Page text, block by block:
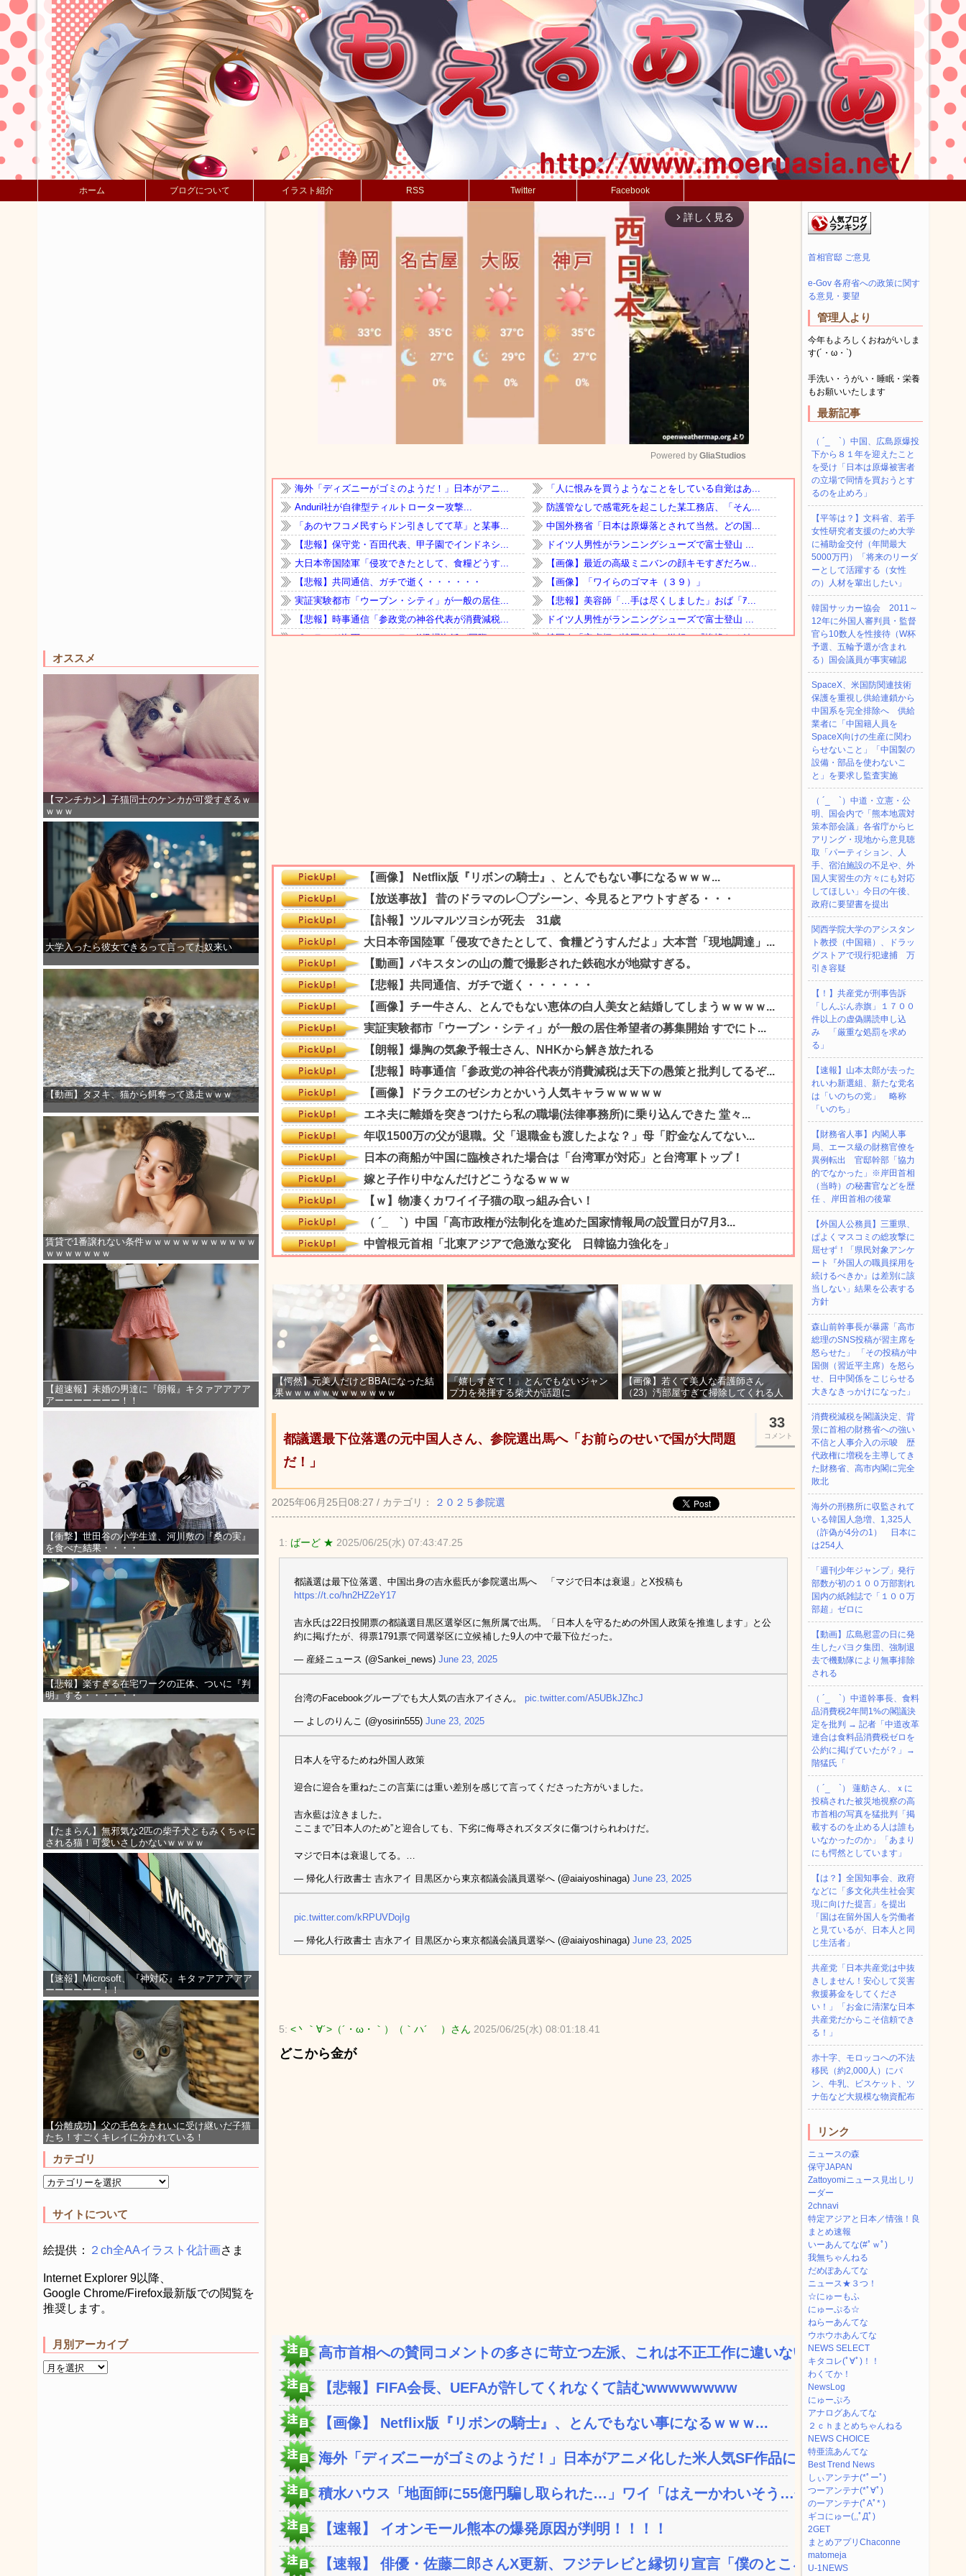
ホーム ブログについて イラスト紹介 RSS Twitter Facebook
オススメ
【マンチカン】子猫同士のケンカが可愛すぎるｗ
ｗｗｗ
大学入ったら彼女できるって言ってた奴来い
【動画】タヌキ、猫から餌奪って逃走ｗｗｗ
賃貸で1番譲れない条件ｗｗｗｗｗｗｗｗｗｗｗｗ
ｗｗｗｗｗｗｗ
【超速報】未婚の男達に『朗報』キタァアアアア
アーーーーーーー！！
【衝撃】世田谷の小学生達、河川敷の『桑の実』
を食べた結果・・・・
【悲報】楽すぎる在宅ワークの正体、ついに『判
明』する・・・・・・
【たまらん】無邪気な2匹の柴子犬ともみくちゃに
される猫！可愛いさしかないｗｗｗｗ
【速報】Microsoft、『神対応』キタァアアアアア
ーーーーーー！！
【分離成功】父の毛色をきれいに受け継いだ子猫
たち！すごくキレイに分かれている！
カテゴリ
サイトについて
絵提供： ２ch全AAイラスト化計画さま
Internet Explorer 9以降、
Google Chrome/Firefox最新版での閲覧を
推奨します。
月別アーカイブ
arrow_forward_ios 詳しく見る
Mute
Powered by GliaStudios
【愕然】元美人だけどBBAになった結
果ｗｗｗｗｗｗｗｗｗｗｗｗ
「嬉しすぎて！」とんでもないジャン
プ力を発揮する柴犬が話題に
【画像】若くて美人な看護師さん
（23）汚部屋すぎて掃除してくれる人
33
コメント
都議選最下位落選の元中国人さん、参院選出馬へ「お前らのせいで国が大問題
だ！」
2025年06月25日08:27 / カテゴリ： ２０２５参院選
1: ばーど ★ 2025/06/25(水) 07:43:47.25
都議選は最下位落選、中国出身の吉永藍氏が参院選出馬へ 「マジで日本は衰退」とX投稿も
https://t.co/hn2HZ2eY17
吉永氏は22日投開票の都議選目黒区選挙区に無所属で出馬。「日本人を守るための外国人政策を推進します」と公
約に掲げたが、得票1791票で同選挙区に立候補した9人の中で最下位だった。
— 産経ニュース (@Sankei_news) June 23, 2025
台湾のFacebookグループでも大人気の吉永アイさん。 pic.twitter.com/A5UBkJZhcJ
— よしのりんこ (@yosirin555) June 23, 2025
日本人を守るためね外国人政策
迎合に迎合を重ねたこの言葉には重い差別を感じて言ってくださった方がいました。
吉永藍は泣きました。
ここまで”日本人のため”と迎合しても、下劣に侮辱されズタズタに傷つけられわけだ。
マジで日本は衰退してる。…
— 帰化人行政書士 吉永アイ 目黒区から東京都議会議員選挙へ (@aiaiyoshinaga) June 23, 2025
pic.twitter.com/kRPUVDojIg
— 帰化人行政書士 吉永アイ 目黒区から東京都議会議員選挙へ (@aiaiyoshinaga) June 23, 2025
5: <丶｀∀´>（´・ω・｀）（｀ハ´ ）さん 2025/06/25(水) 08:01:18.41
どこから金が
高市首相への賛同コメントの多さに苛立つ左派、これは不正工作に違いない！...
【悲報】FIFA会長、UEFAが許してくれなくて詰むwwwwwwww
【画像】 Netflix版『リボンの騎士』、とんでもない事になるｗｗｗ...
海外「ディズニーがゴミのようだ！」日本がアニメ化した米人気SF作品に絶...
積水ハウス「地面師に55億円騙し取られた…」ワイ「はえーかわいそう…会...
【速報】 イオンモール熊本の爆発原因が判明！！！！
【速報】 俳優・佐藤二郎さんX更新、フジテレビと縁切り宣言「僕のところ...
首相官邸 ご意見
e-Gov 各府省への政策に関す
る意見・要望
管理人より
今年もよろしくおねがいしま
す(´・ω・`)
手洗い・うがい・睡眠・栄養
もお願いいたします
最新記事
（ ´_ゝ`）中国、広島原爆投
下から８１年を迎えたこと
を受け「日本は原爆被害者
の立場で同情を買おうとす
るのを止めろ」
【平等は？】文科省、若手
女性研究者支援のため大学
に補助金交付（年間最大
5000万円）「将来のリーダ
ーとして活躍する（女性
の）人材を輩出したい」
韓国サッカー協会 2011～
12年に外国人審判員・監督
官ら10数人を性接待（W杯
予選、五輪予選が含まれ
る）国会議員が事実確認
SpaceX、米国防関連技術
保護を重視し供給連鎖から
中国系を完全排除へ 供給
業者に「中国籍人員を
SpaceX向けの生産に関わ
らせないこと」「中国製の
設備・部品を使わないこ
と」を要求し監査実施
（ ´_ゝ`）中道・立憲・公
明、国会内で「熊本地震対
策本部会議」各省庁からヒ
アリング・現地から意見聴
取「パーティション、人
手、宿泊施設の不足や、外
国人実習生の方々にも対応
してほしい」今日の午後、
政府に要望書を提出
関西学院大学のアシスタン
ト教授（中国籍）、ドラッ
グストアで現行犯逮捕 万
引き容疑
【！】共産党が刑事告訴
「しんぶん赤旗」１７００
件以上の虚偽購読申し込
み 「厳重な処罰を求め
る」
【速報】山本太郎が去った
れいわ新選組、新たな党名
は「いのちの党」 略称
「いのち」
【財務省人事】内閣人事
局、エース級の財務官僚を
異例転出 官邸幹部「協力
的でなかった」※岸田首相
（当時）の秘書官などを歴
任 、岸田首相の後輩
【外国人公務員】三重県、
ぱよくマスコミの総攻撃に
屈せず！「県民対象アンケ
ート『外国人の職員採用を
続けるべきか』は差別に該
当しない」結果を公表する
方針
森山前幹事長が暴露「高市
総理のSNS投稿が習主席を
怒らせた」 「その投稿が中
国側（習近平主席）を怒ら
せ、日中関係をこじらせる
大きなきっかけになった」
消費税減税を閣議決定、背
景に首相の財務省への強い
不信と人事介入の示唆 歴
代政権に増税を主導してき
た財務省、高市内閣に完全
敗北
海外の刑務所に収監されて
いる韓国人急増、1,325人
（詐偽が4分の1） 日本に
は254人
「週刊少年ジャンプ」発行
部数が初の１００万部割れ
国内の紙雑誌で「１００万
部超」ゼロに
【動画】広島慰霊の日に発
生したパヨク集団、強制退
去で機動隊により無事排除
される
（ ´_ゝ`）中道幹事長、食料
品消費税2年間1%の閣議決
定を批判 → 記者「中道改革
連合は食料品消費税ゼロを
公約に掲げていたが？」→
階猛氏「
（ ´_ゝ`） 蓮舫さん、ｘに
投稿された被災地視察の高
市首相の写真を猛批判「掲
載するのを止める人は誰も
いなかったのか」「あまり
にも愕然としています」
【は？】全国知事会、政府
などに「多文化共生社会実
現に向けた提言」を提出
「国は在留外国人を労働者
と見ているが、日本人と同
じ生活者」
共産党「日本共産党は中抜
きしません！安心して災害
救援募金をしてくださ
い！」「お金に清潔な日本
共産党だからこそ信頼でき
る！」
赤十字、モロッコへの不法
移民（約2,000人）にパ
ン、牛乳、ビスケット、ツ
ナ缶など大規模な物資配布
リンク
ニュースの森
保守JAPAN
Zattoyomiニュース見出しリ
ーダー
2chnavi
特定アジアと日本／情強！良
まとめ速報
いーあんてな(#ﾟｗﾟ)
我無ちゃんねる
だめぽあんてな
ニュース★３つ！
☆にゅーもふ
にゅーぷる☆
ねらーあんてな
ウホウホあんてな
NEWS SELECT
キタコレ(ﾟ∀ﾟ)！！
わくてか！
NewsLog
にゅーぷろ
アナログあんてな
２ｃｈまとめちゃんねる
NEWS CHOICE
特亜流あんてな
Best Trend News
しぃアンテナ(*ﾟーﾟ)
つーアンテナ(*ﾟ∀ﾟ)
のーアンテナ(ﾟAﾟ* )
ギコにゅー(,,ﾟДﾟ)
2GET
まとめアプリChaconne
matomeja
U-1NEWS